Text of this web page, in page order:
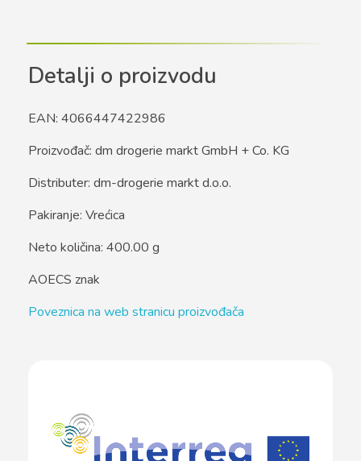
Detalji o proizvodu
EAN: 4066447422986
Proizvođač: dm drogerie markt GmbH + Co. KG
Distributer: dm-drogerie markt d.o.o.
Pakiranje: Vrećica
Neto količina: 400.00 g
AOECS znak
Poveznica na web stranicu proizvođača